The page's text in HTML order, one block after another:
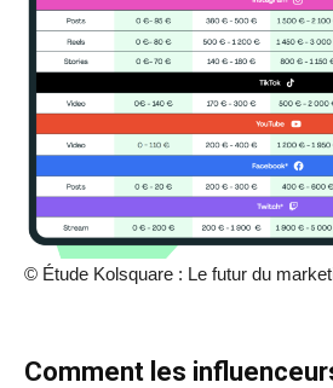
© Étude Kolsquare : Le futur du
Comment les